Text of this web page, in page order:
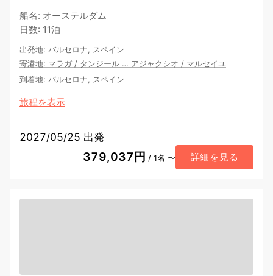
船名: オーステルダム
日数: 11泊
出発地: バルセロナ, スペイン
寄港地: マラガ / タンジール … アジャクシオ / マルセイユ
到着地: バルセロナ, スペイン
旅程を表示
2027/05/25 出発
379,037円 / 1名 〜 詳細を見る